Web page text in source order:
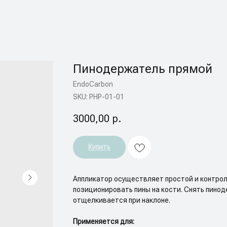
Пинодержатель прямой
EndoCarbon
SKU: PHP-01-01
3000,00 р.
Купить
Аппликатор осуществляет простой и
позиционировать пины на кости. Снять
отщелкивается при наклоне.
Применяется для: